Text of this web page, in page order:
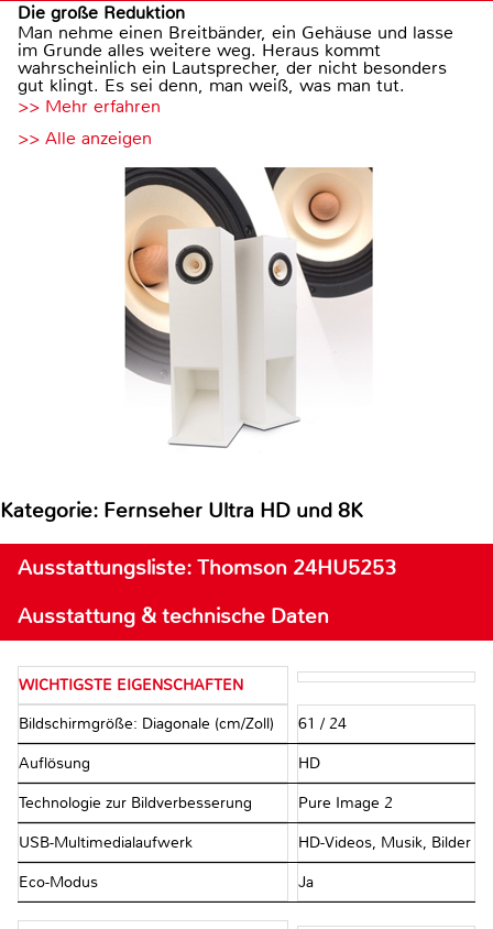
Die große Reduktion
Man nehme einen Breitbänder, ein Gehäuse und lasse
im Grunde alles weitere weg. Heraus kommt
wahrscheinlich ein Lautsprecher, der nicht besonders
gut klingt. Es sei denn, man weiß, was man tut.
>> Mehr erfahren
>> Alle anzeigen
Kategorie: Fernseher Ultra HD und 8K
Ausstattungsliste: Thomson 24HU5253
Ausstattung & technische Daten
WICHTIGSTE EIGENSCHAFTEN
Bildschirmgröße: Diagonale (cm/Zoll) 61 / 24
Auflösung HD
Technologie zur Bildverbesserung Pure Image 2
USB-Multimedialaufwerk HD-Videos, Musik, Bilder
Eco-Modus Ja